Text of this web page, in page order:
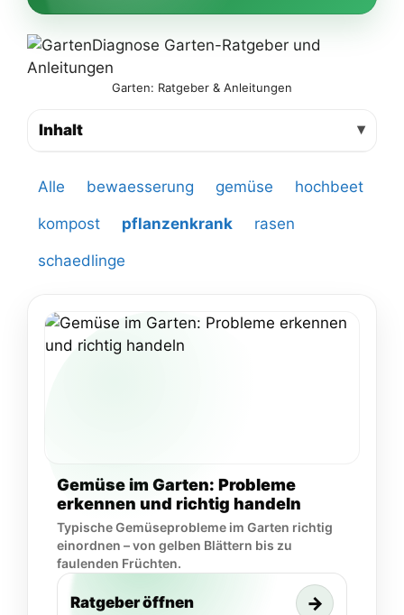
Garten: Ratgeber & Anleitungen
Inhalt
Alle bewaesserung gemüse hochbeet
kompost pflanzenkrank rasen
schaedlinge
Gemüse im Garten: Probleme
erkennen und richtig handeln
Typische Gemüseprobleme im Garten richtig
einordnen – von gelben Blättern bis zu
faulenden Früchten.
Ratgeber öffnen →